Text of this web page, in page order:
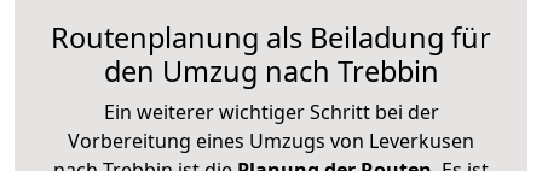
Routenplanung als Beiladung für
den Umzug nach Trebbin
Ein weiterer wichtiger Schritt bei der
Vorbereitung eines Umzugs von Leverkusen